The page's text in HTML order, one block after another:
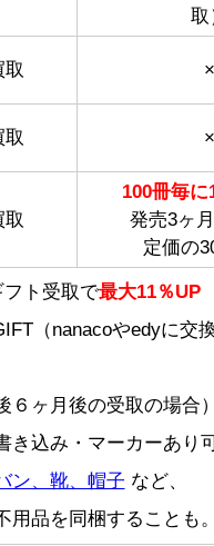
取
取 ×
取 ×
取
100冊毎に
発売3ヶ
定価の
フト受取で最大11％UP
（nanacoやedyに交
６ヶ月後の受取の場合）
き込み・マーカーあり
ン、靴、帽子 など、
品を同梱することも。